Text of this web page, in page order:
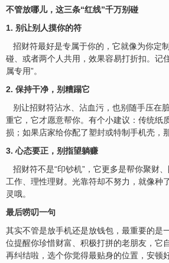
不管放哪儿，这三条“红线”千万别碰
1. 别让别人摸你的符
招财符最好是专属于你的，它就像为你定
碰、或者两个人共用，效果容易打折扣。记
属专用”。
2. 保持干净，别糟蹋它
别让招财符沾水、沾血污，也别随手压在
重它，它才愿意帮你。有个小建议：传统纸
损；如果店家给你配了塑封或特制手机壳，
3. 心态要正，别指望躺赚
招财符不是“印钞机”，它更多是帮你聚财
工作、理性理财。光靠符却不努力，就像
灵哦。
最后唠叨一句
其实不管是放手机还是放钱包，最重要的是
位提醒你珍惜财富、积极打拼的老朋友，它
再纠结啦，选个你觉得最贴身的位置，安顿